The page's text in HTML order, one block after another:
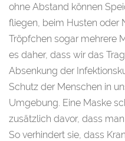
ohne Abstand können
fliegen, beim Husten oder
Tröpfchen sogar mehrere
es daher, dass wir das
Absenkung der
Schutz der Menschen in
Umgebung. Eine Maske
zusätzlich davor, dass
So verhindert sie, dass